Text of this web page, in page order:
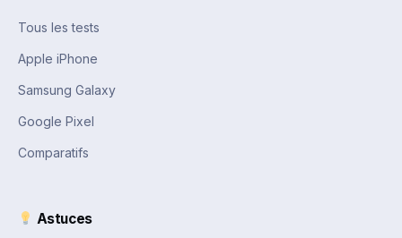
Tous les tests
Apple iPhone
Samsung Galaxy
Google Pixel
Comparatifs
Astuces